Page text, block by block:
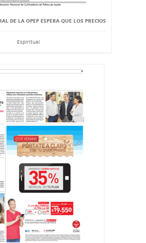
DE LA OPEP ESPERA QUE LOS PRECIOS
Espiritual